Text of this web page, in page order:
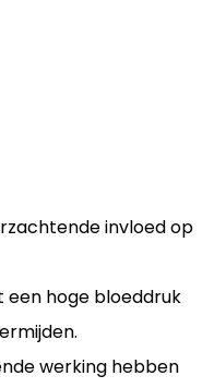
invloed op
een hoge bloeddruk
werking hebben